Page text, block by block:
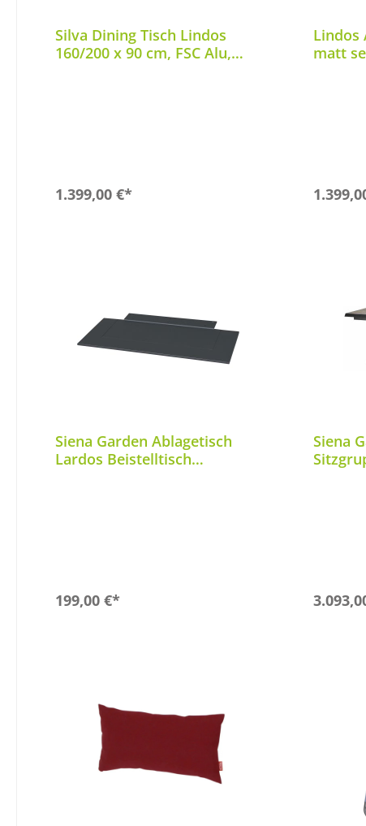
Silva Dining Tisch Lindos
160/200 x 90 cm, FSC Alu,
1.399,00 €*In den Warenkorb
Lindos
matt
Siena Garden Ablagetisch
Lardos Beistelltisch
199,00 €*In den Warenkorb
Siena